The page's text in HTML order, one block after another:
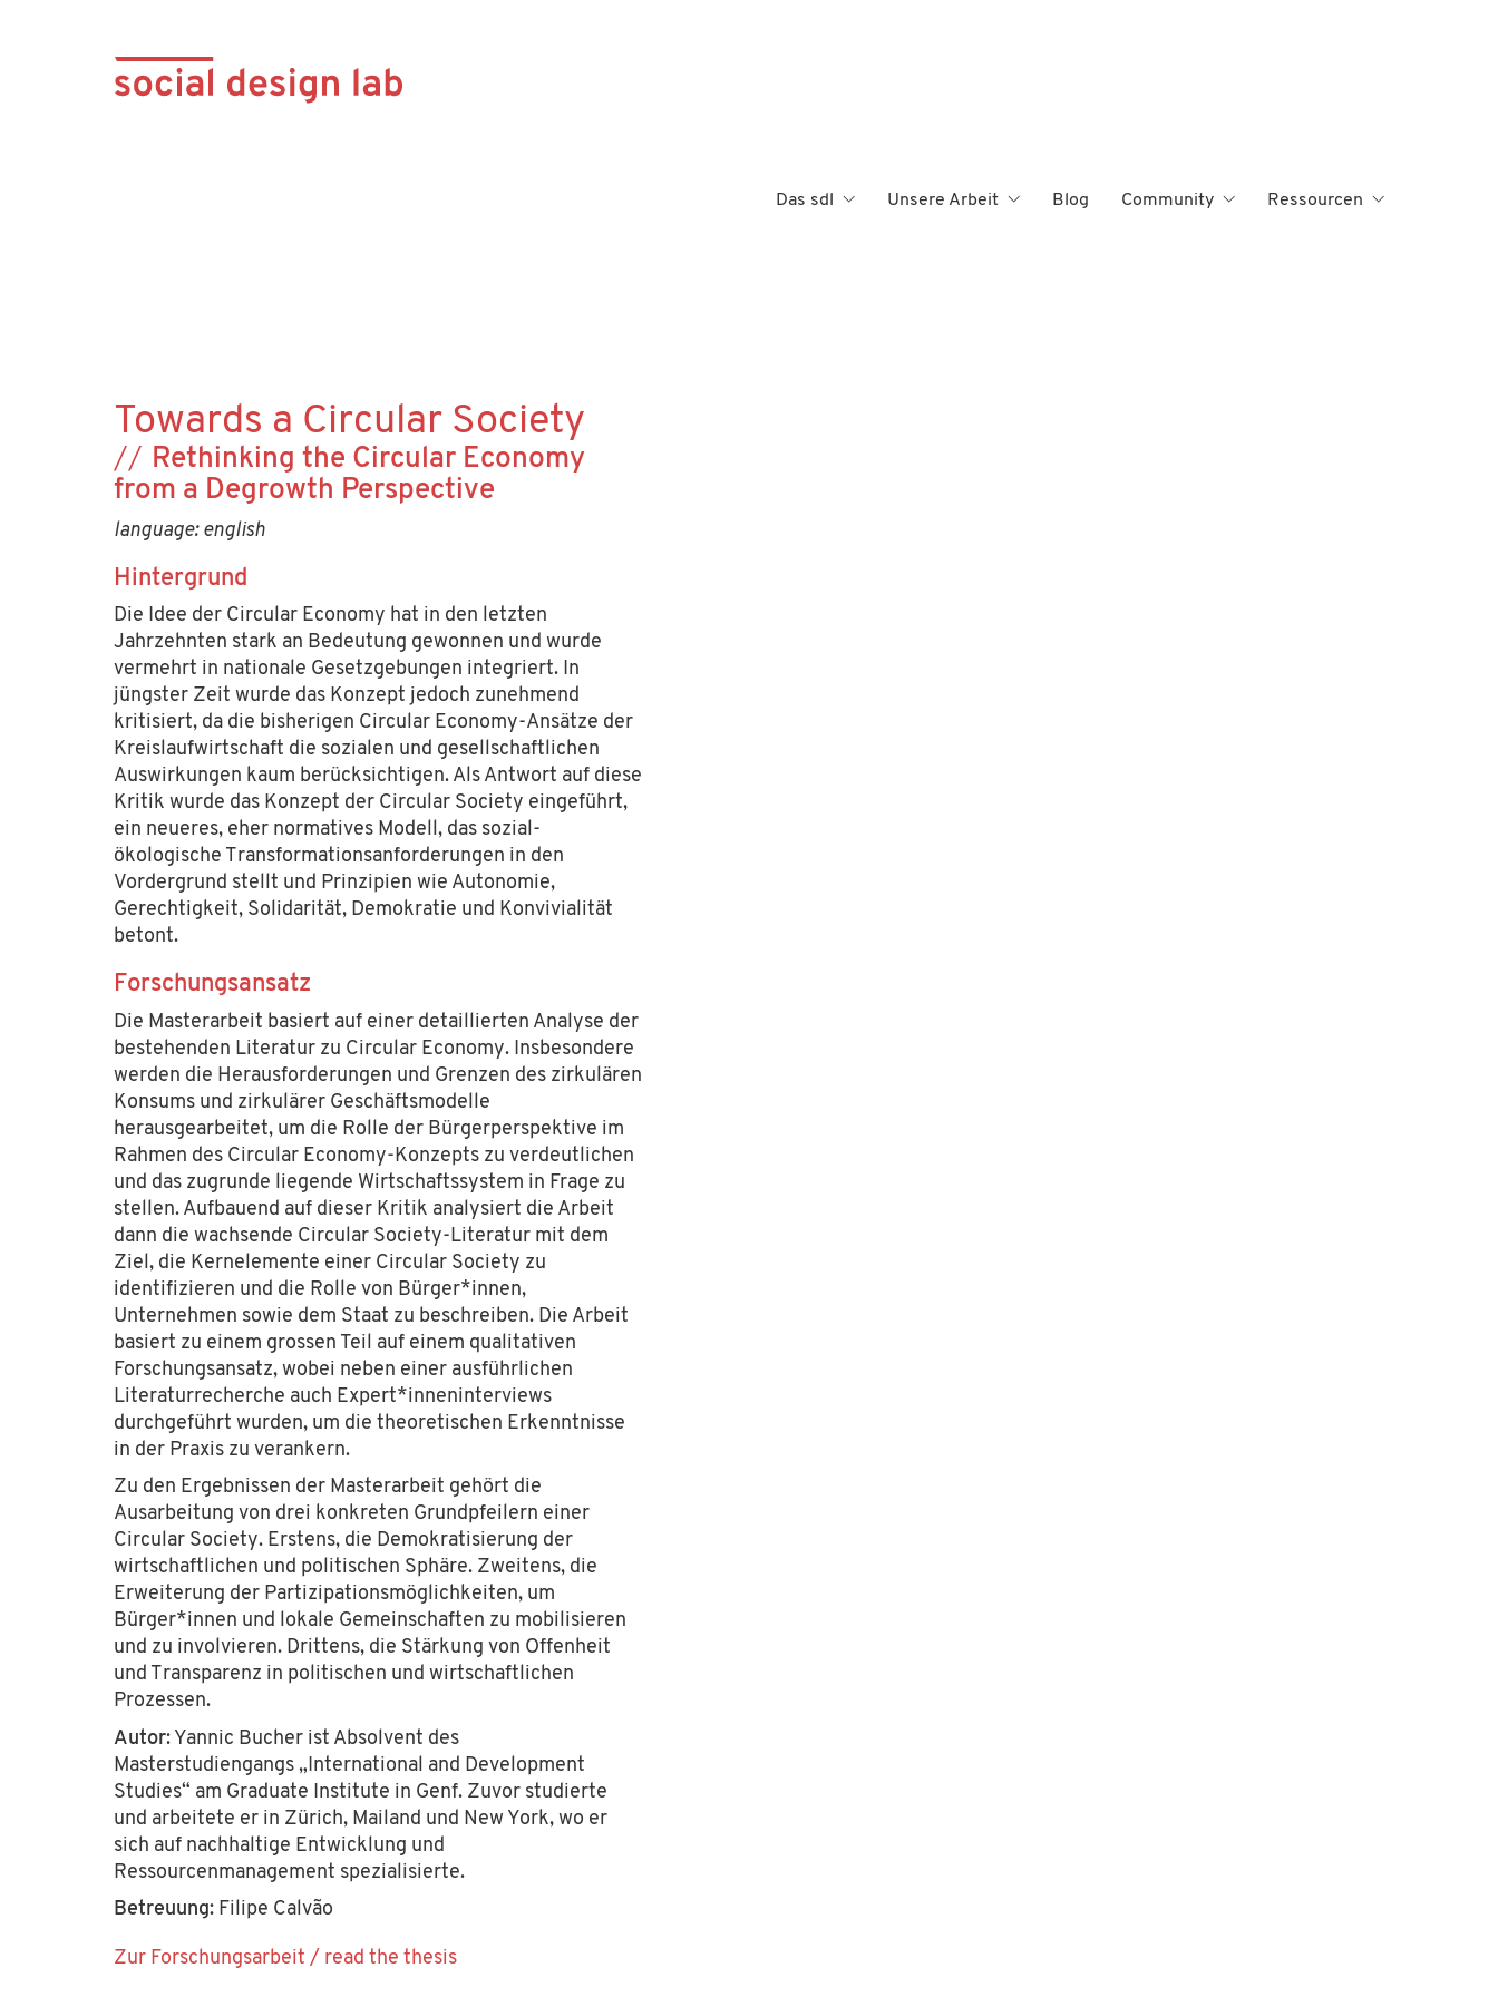
Das sdl Unsere Arbeit Blog Community Ressourcen
Towards a Circular Society
Rethinking the Circular Economy
from a Degrowth Perspective
language: english
Hintergrund
Die Idee der Circular Economy hat in den letzten
Jahrzehnten stark an Bedeutung gewonnen und wurde
vermehrt in nationale Gesetzgebungen integriert. In
jüngster Zeit wurde das Konzept jedoch zunehmend
kritisiert, da die bisherigen Circular Economy-Ansätze der
Kreislaufwirtschaft die sozialen und gesellschaftlichen
Auswirkungen kaum berücksichtigen. Als Antwort auf diese
Kritik wurde das Konzept der Circular Society eingeführt,
ein neueres, eher normatives Modell, das sozial-
ökologische Transformationsanforderungen in den
Vordergrund stellt und Prinzipien wie Autonomie,
Gerechtigkeit, Solidarität, Demokratie und Konvivialität
betont.
Forschungsansatz
Die Masterarbeit basiert auf einer detaillierten Analyse der
bestehenden Literatur zu Circular Economy. Insbesondere
werden die Herausforderungen und Grenzen des zirkulären
Konsums und zirkulärer Geschäftsmodelle
herausgearbeitet, um die Rolle der Bürgerperspektive im
Rahmen des Circular Economy-Konzepts zu verdeutlichen
und das zugrunde liegende Wirtschaftssystem in Frage zu
stellen. Aufbauend auf dieser Kritik analysiert die Arbeit
dann die wachsende Circular Society-Literatur mit dem
Ziel, die Kernelemente einer Circular Society zu
identifizieren und die Rolle von Bürger*innen,
Unternehmen sowie dem Staat zu beschreiben. Die Arbeit
basiert zu einem grossen Teil auf einem qualitativen
Forschungsansatz, wobei neben einer ausführlichen
Literaturrecherche auch Expert*inneninterviews
durchgeführt wurden, um die theoretischen Erkenntnisse
in der Praxis zu verankern.
Zu den Ergebnissen der Masterarbeit gehört die
Ausarbeitung von drei konkreten Grundpfeilern einer
Circular Society. Erstens, die Demokratisierung der
wirtschaftlichen und politischen Sphäre. Zweitens, die
Erweiterung der Partizipationsmöglichkeiten, um
Bürger*innen und lokale Gemeinschaften zu mobilisieren
und zu involvieren. Drittens, die Stärkung von Offenheit
und Transparenz in politischen und wirtschaftlichen
Prozessen.
Autor: Yannic Bucher ist Absolvent des
Masterstudiengangs „International and Development
Studies“ am Graduate Institute in Genf. Zuvor studierte
und arbeitete er in Zürich, Mailand und New York, wo er
sich auf nachhaltige Entwicklung und
Ressourcenmanagement spezialisierte.
Betreuung: Filipe Calvão
Zur Forschungsarbeit / read the thesis
socialdesign.de ist ein Projekt der Hans Sauer Stiftung. Die Hans Sauer Stiftung ist eine in München ansässige gemeinnützige Stiftung, ihr Zweck ist die
Förderung von Wissenschaft und Forschung. Auch socialdesign.de ist ein gemeinnütziges Angebot und verfolgt keinerlei kommerzielle Interessen.
Kontaktieren Sie uns gerne per E-Mail überinfo@socialdesign.de
Soziale Netzwerke
Newsletter
Kontakt
Jobs
Impressum
Datenschutzerklärung